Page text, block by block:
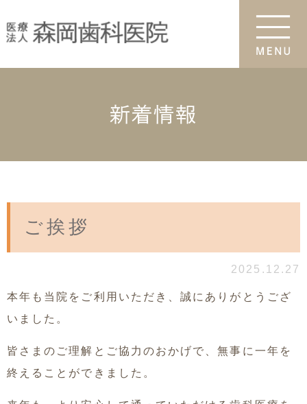
新着情報
ご挨拶
2025.12.27
本年も当院をご利用いただき、誠にありがとうござ
いました。
皆さまのご理解とご協力のおかげで、無事に一年を
終えることができました。